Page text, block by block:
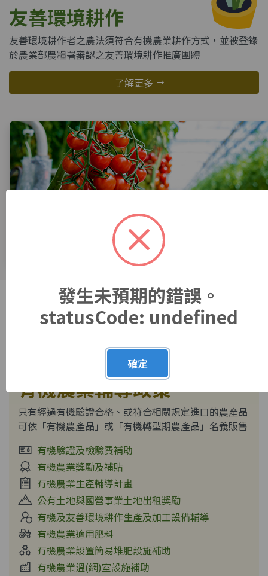
友善環境耕作
友善環境耕作者之農法須符合有機農業耕作方式，並被登錄
於農業部農糧署審認之友善環境耕作推廣團體
了解更多
Organic Material
有機農業輔導政策
只有經過有機驗證合格、或符合相關規定進口的農產品
可依「有機農產品」或「有機轉型期農產品」名義販售
有機驗證及檢驗費補助
有機農業獎勵及補貼
有機農業生產輔導計畫
公有土地與國營事業土地出租獎勵
有機及友善環境耕作生產及加工設備輔導
有機農業適用肥料
有機農業設置簡易堆肥設施補助
有機農業溫(網)室設施補助
發生未預期的錯誤。
statusCode: undefined
確定